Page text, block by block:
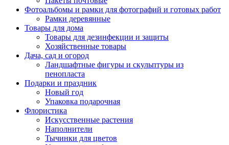
Фотоальбомы и рамки для фотографий и готовых работ
Рамки деревянные
Товары для дома
Товары для дезинфекции и защиты
Хозяйственные товары
Дача, сад и огород
Ландшафтные фигуры и скульптуры из
пенопласта
Подарки и праздник
Новый год
Упаковка подарочная
Флористика
Искусственные растения
Наполнители
Тычинки для цветов